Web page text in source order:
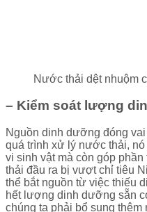
Nước thải dệt nhuộm
– Kiểm soát lượng
Nguồn dinh dưỡng đóng
quá trình xử lý nước thải,
vi sinh vật mà còn góp
thải đầu ra bị vượt chỉ tiêu
thể bắt nguồn từ việc thiếu
hết lượng dinh dưỡng sẵn
chúng ta phải bổ sung